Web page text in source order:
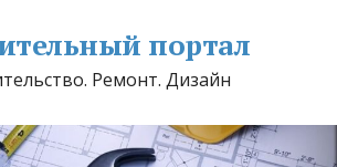
портал
Ремонт. Дизайн